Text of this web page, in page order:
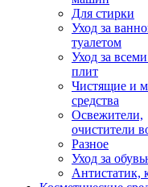
Для стирки
Уход за
туалетом
Уход за
плит
Чистящие и
средства
Освежители,
очистители
Разное
Уход за
Антистатик,